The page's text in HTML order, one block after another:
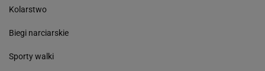
Kolarstwo
Biegi narciarskie
Sporty walki